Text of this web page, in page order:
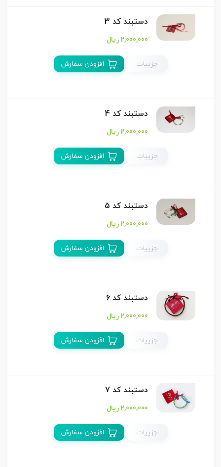
دستبند كد 3
2,000,000 ریال
جزییات
افزودن سفارش
دستبند كد 4
2,000,000 ریال
جزییات
افزودن سفارش
دستبند كد 5
2,000,000 ریال
جزییات
افزودن سفارش
دستبند كد 6
2,000,000 ریال
جزییات
افزودن سفارش
دستبند كد 7
2,000,000 ریال
جزییات
افزودن سفارش